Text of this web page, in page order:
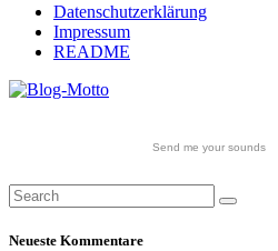
Datenschutzerklärung
Impressum
README
Send me your sounds
Neueste Kommentare